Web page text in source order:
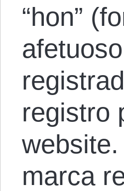
“hon”
registro
marca